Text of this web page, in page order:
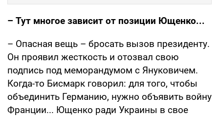
– Тут многое зависит от позиции Ющенко...
– Опасная вещь – бросать вызов президенту.
Он проявил жесткость и отозвал свою
подпись под меморандумом с Януковичем.
Когда-то Бисмарк говорил: для того, чтобы
объединить Германию, нужно объявить войну
Франции... Ющенко ради Украины в свое